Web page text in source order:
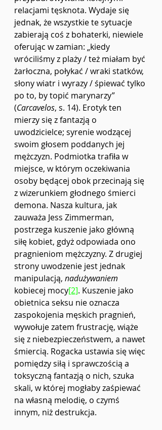
relacjami tęsknota. Wydaje się
jednak, że wszystkie te sytuacje
zabierają coś z bohaterki, niewiele
oferując w zamian: „kiedy
wróciliśmy z plaży / też miałam być
żarłoczna, połykać / wraki statków,
słony wiatr i wyrazy / śpiewać tylko
po to, by topić marynarzy”
(Carcavelos, s. 14). Erotyk ten
mierzy się z fantazją o
uwodzicielce; syrenie wodzącej
swoim głosem poddanych jej
mężczyzn. Podmiotka trafiła w
miejsce, w którym oczekiwania
osoby będącej obok przecinają się
z wizerunkiem głodnego śmierci
demona. Nasza kultura, jak
zauważa Jess Zimmerman,
postrzega kuszenie jako główną
siłę kobiet, gdyż odpowiada ono
pragnieniom mężczyzny. Z drugiej
strony uwodzenie jest jednak
manipulacją, nadużywaniem
kobiecej mocy[2]. Kuszenie jako
obietnica seksu nie oznacza
zaspokojenia męskich pragnień,
wywołuje zatem frustrację, wiąże
się z niebezpieczeństwem, a nawet
śmiercią. Rogacka ustawia się więc
pomiędzy siłą i sprawczością a
toksyczną fantazją o nich, szuka
skali, w której mogłaby zaśpiewać
na własną melodię, o czymś
innym, niż destrukcja.